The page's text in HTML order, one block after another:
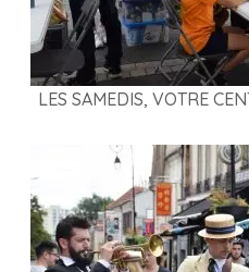
LES SAMEDIS, VOTRE